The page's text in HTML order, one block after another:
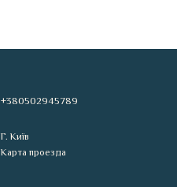
+380502945789
Г. Київ
Карта проезда